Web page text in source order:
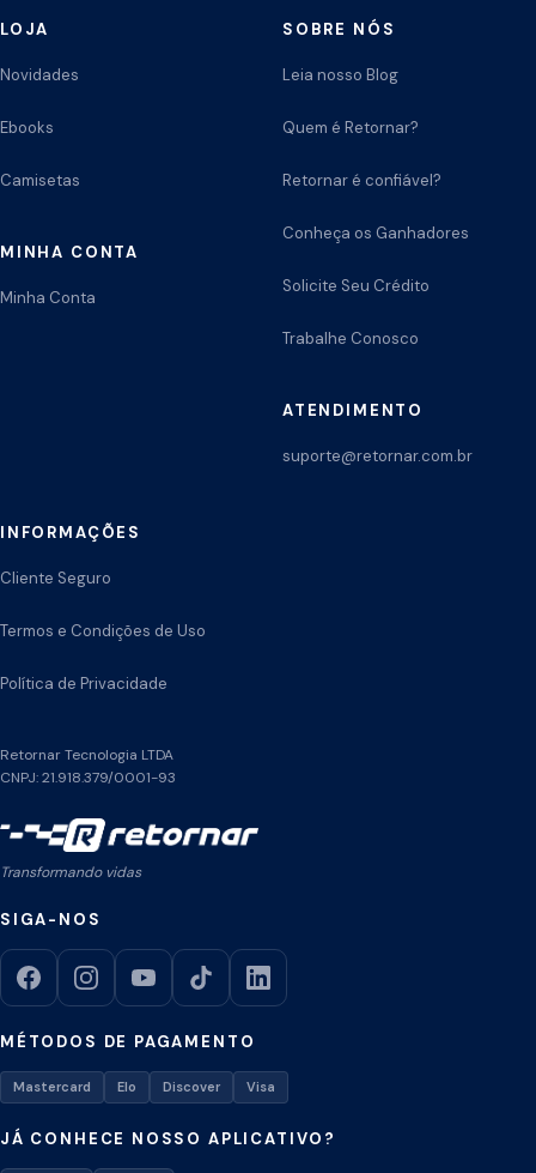
LOJA
Novidades
Ebooks
Camisetas
MINHA CONTA
Minha Conta
SOBRE NÓS
Leia nosso Blog
Quem é Retornar?
Retornar é confiável?
Conheça os Ganhadores
Solicite Seu Crédito
Trabalhe Conosco
ATENDIMENTO
suporte@retornar.com.br
INFORMAÇÕES
Cliente Seguro
Termos e Condições de Uso
Política de Privacidade
Retornar Tecnologia LTDA
CNPJ: 21.918.379/0001-93
Transformando vidas
SIGA-NOS
MÉTODOS DE PAGAMENTO
Mastercard Elo Discover Visa
JÁ CONHECE NOSSO APLICATIVO?